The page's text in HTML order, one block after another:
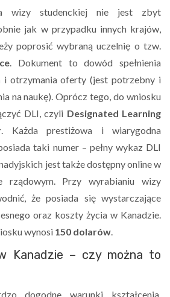
wizy studenckiej nie jest zbyt
jak w przypadku innych krajów,
poprosić wybraną uczelnię o tzw.
. Dokument to dowód spełnienia
i otrzymania oferty (jest potrzebny i
na naukę). Oprócz tego, do wniosku
DLI, czyli Designated Learning
. Każda prestiżowa i wiarygodna
taki numer – pełny wykaz DLI
jest także dostępny online w
rządowym. Przy wyrabianiu wizy
że posiada się wystarczające
oraz koszty życia w Kanadzie.
wynosi 150 dolarów
Kanadzie – czy można to
dogodne warunki kształcenia.